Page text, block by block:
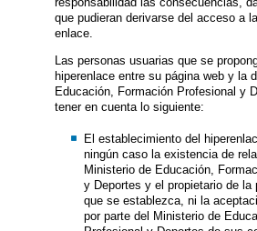
que pudieran derivarse del acceso a
enlace.
Las personas usuarias que se
hiperenlace entre su página web y la
Educación, Formación Profesional y
tener en cuenta lo siguiente:
El establecimiento del
ningún caso la existencia de
Ministerio de Educación,
y Deportes y el propietario de la
que se establezca, ni la
por parte del Ministerio de